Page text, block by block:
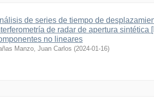
de series de tiempo de
de radar de apertura sintética
no lineares
Manzo, Juan Carlos (2024-01-16)